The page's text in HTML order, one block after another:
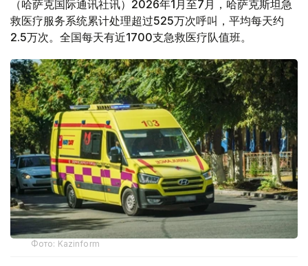
（哈萨克国际通讯社讯）2026年1月至7月，哈萨克斯坦急
救医疗服务系统累计处理超过525万次呼叫，平均每天约
2.5万次。全国每天有近1700支急救医疗队值班。
Фото: Kazinform